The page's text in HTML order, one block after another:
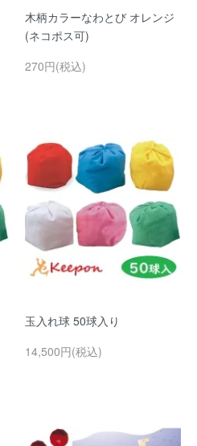
木柄カラーなわとび オレンジ
(ネコポス可)
270円(税込)
玉入れ球 50球入り
14,500円(税込)